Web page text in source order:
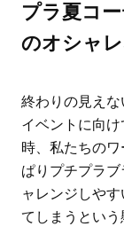
ママとパパ
ス学」
プラ夏コ
のオシャ
終わりの見え
イベントに向
時、私たちの
ぱりプチプラ
ャレンジしやす
てしまうという